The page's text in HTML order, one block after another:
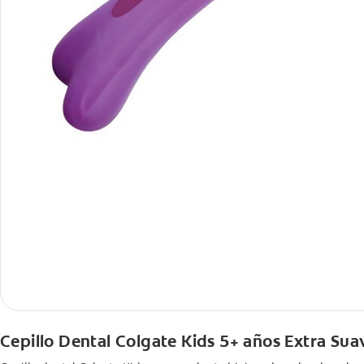
Cepillo Dental Colgate Kids 5+ años Extra